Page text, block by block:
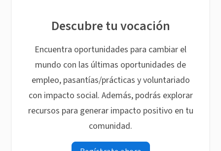
Descubre tu vocación
Encuentra oportunidades para cambiar el
mundo con las últimas oportunidades de
empleo, pasantías/prácticas y voluntariado
con impacto social. Además, podrás explorar
recursos para generar impacto positivo en tu
comunidad.